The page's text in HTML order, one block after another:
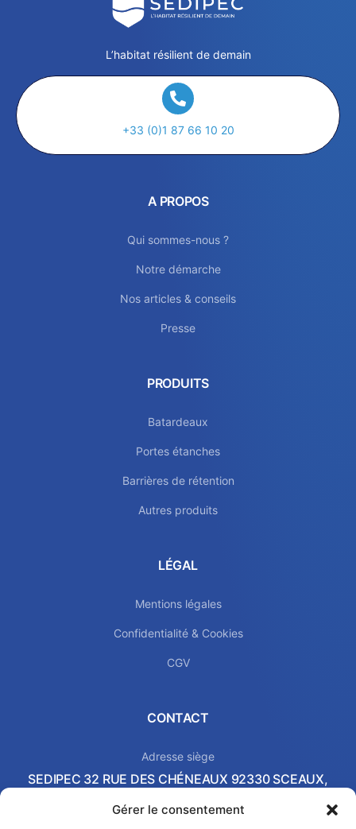
Gérer le consentement
L’habitat résilient de demain
+33 (0)1 87 66 10 20
A PROPOS
Qui sommes-nous ?
Notre démarche
Nos articles & conseils
Presse
PRODUITS
Batardeaux
Portes étanches
Barrières de rétention
Autres produits
LÉGAL
Mentions légales
Confidentialité & Cookies
CGV
CONTACT
Adresse siège
SEDIPEC 32 RUE DES CHÉNEAUX 92330 SCEAUX,
Local commercial & Showroom